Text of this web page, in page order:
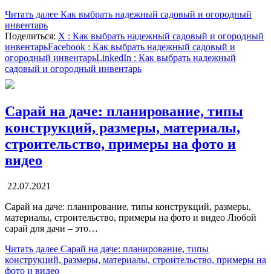
Читать далее Как выбрать надежный садовый и огородный
инвентарь
Поделиться: X : Как выбрать надежный садовый и огородный
инвентарьFacebook : Как выбрать надежный садовый и
огородный инвентарьLinkedIn : Как выбрать надежный
садовый и огородный инвентарь
Сарай на даче: планирование, типы
конструкций, размеры, материалы,
строительство, примеры на фото и
видео
22.07.2021
Сарай на даче: планирование, типы конструкций, размеры,
материалы, строительство, примеры на фото и видео Любой
сарай для дачи – это…
Читать далее Сарай на даче: планирование, типы
конструкций, размеры, материалы, строительство, примеры на
фото и видео